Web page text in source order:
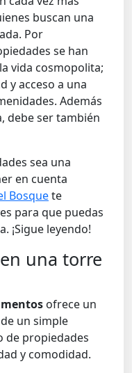
buscan una
Por
se han
vida cosmopolita;
y acceso a una
Además
debe ser también
sea una
en cuenta
Bosquete
para que puedas
¡Sigue leyendo!
una torre
ofrece un
un simple
de propiedades
y comodidad.